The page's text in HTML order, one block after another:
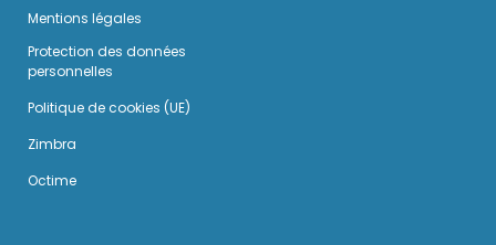
Mentions légales
Protection des données
personnelles
Politique de cookies (UE)
Zimbra
Octime